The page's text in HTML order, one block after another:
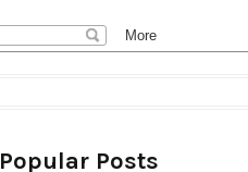
Popular Posts